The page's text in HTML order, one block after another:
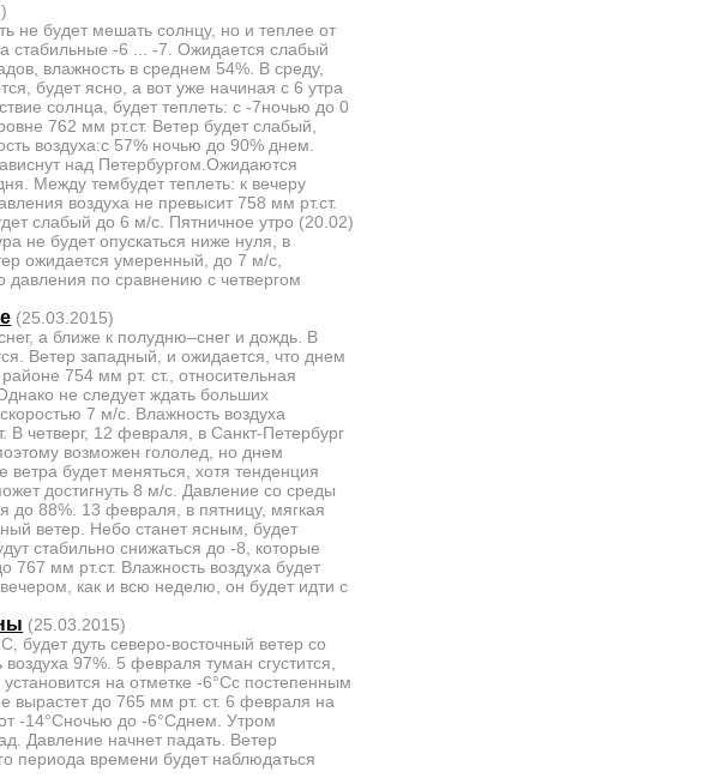
не будет мешать солнцу, но и теплее от
стабильные -6 ... -7. Ожидается слабый
влажность в среднем 54%. В среду,
будет ясно, а вот уже начиная с 6 утра
солнца, будет теплеть: с -7ночью до 0
762 мм рт.ст. Ветер будет слабый,
воздуха:с 57% ночью до 90% днем.
над Петербургом.Ожидаются
Между тембудет теплеть: к вечеру
воздуха не превысит 758 мм рт.ст.
слабый до 6 м/с. Пятничное утро (20.02)
не будет опускаться ниже нуля, в
ожидается умеренный, до 7 м/с,
по сравнению с четвергом
(25.03.2015)
а ближе к полудню–снег и дождь. В
Ветер западный, и ожидается, что днем
754 мм рт. ст., относительная
не следует ждать больших
7 м/с. Влажность воздуха
четверг, 12 февраля, в Санкт-Петербург
возможен гололед, но днем
будет меняться, хотя тенденция
достигнуть 8 м/с. Давление со среды
до 88%. 13 февраля, в пятницу, мягкая
ветер. Небо станет ясным, будет
стабильно снижаться до -8, которые
мм рт.ст. Влажность воздуха будет
как и всю неделю, он будет идти с
(25.03.2015)
будет дуть северо-восточный ветер со
97%. 5 февраля туман сгустится,
на отметке -6°Cс постепенным
вырастет до 765 мм рт. ст. 6 февраля на
-14°Cночью до -6°Cднем. Утром
Давление начнет падать. Ветер
периода времени будет наблюдаться